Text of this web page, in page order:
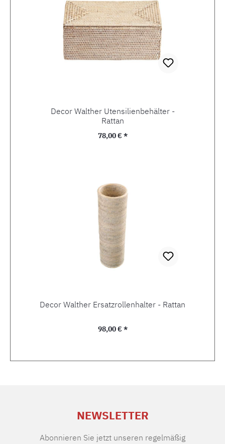
Decor Walther Utensilienbehälter -
Rattan
Regulärer Preis:
78,00 € *
Decor Walther Ersatzrollenhalter - Rattan
Regulärer Preis:
98,00 € *
NEWSLETTER
Abonnieren Sie jetzt unseren regelmäßig